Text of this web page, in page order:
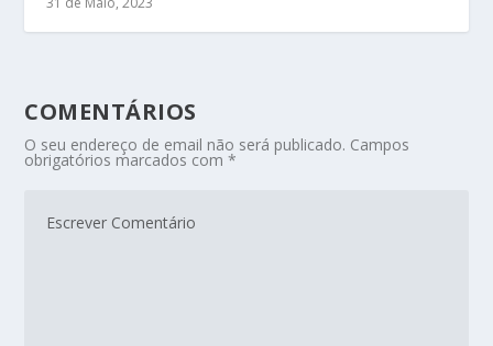
COMENTÁRIOS
O seu endereço de email não será publicado. Campos
obrigatórios marcados com*